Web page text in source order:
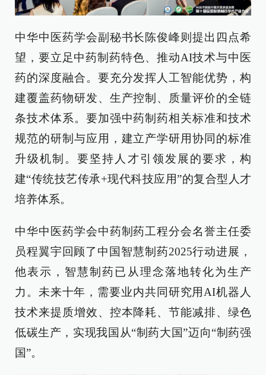
中华中医药学会副秘书长陈俊峰则提出四点希
望，要立足中药制药特色、推动AI技术与中医
药的深度融合。要充分发挥人工智能优势，构
建覆盖药物研发、生产控制、质量评价的全链
条技术体系。要加强中药制药相关标准和技术
规范的研制与应用，建立产学研用协同的标准
升级机制。要坚持人才引领发展的要求，构
建“传统技艺传承+现代科技应用”的复合型人才
培养体系。
中华中医药学会中药制药工程分会名誉主任委
员程翼宇回顾了中国智慧制药2025行动进展，
他表示，智慧制药已从理念落地转化为生产
力。未来十年，需要业内共同研究用AI机器人
技术来提质增效、控本降耗、节能减排、绿色
低碳生产，实现我国从“制药大国”迈向“制药强
国”。